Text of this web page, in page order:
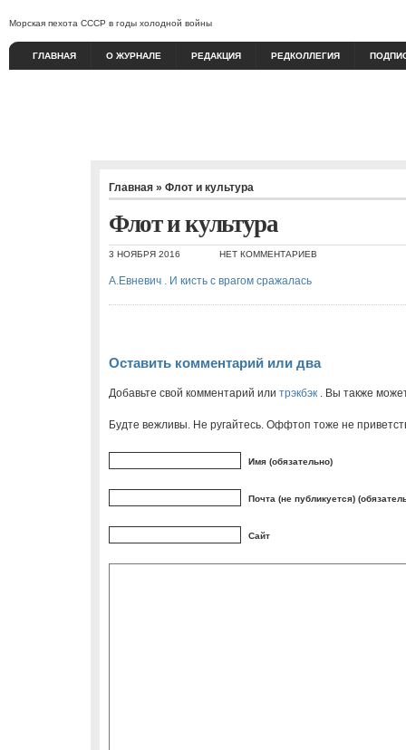
Морская пехота СССР в годы холодной войны
ГЛАВНАЯ О ЖУРНАЛЕ РЕДАКЦИЯ РЕДКОЛЛЕГИЯ
Главная » Флот и культура
Флот и культура
3 НОЯБРЯ 2016 НЕТ КОММЕНТАРИЕВ
А.Евневич . И кисть с врагом сражалась
Оставить комментарий или два
Добавьте свой комментарий или трэкбэк . Вы также
Будте вежливы. Не ругайтесь. Оффтоп тоже не
Имя (обязательно)
Почта (не публикуется)
Сайт